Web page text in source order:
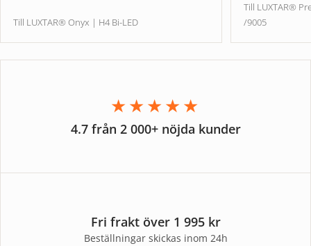
Till LUXTAR® Onyx | H4 Bi-LED
Till LUXTAR®
/9005
★★★★★
4.7 från 2 000+ nöjda kunder
Fri frakt över 1 995 kr
Beställningar skickas inom 24h